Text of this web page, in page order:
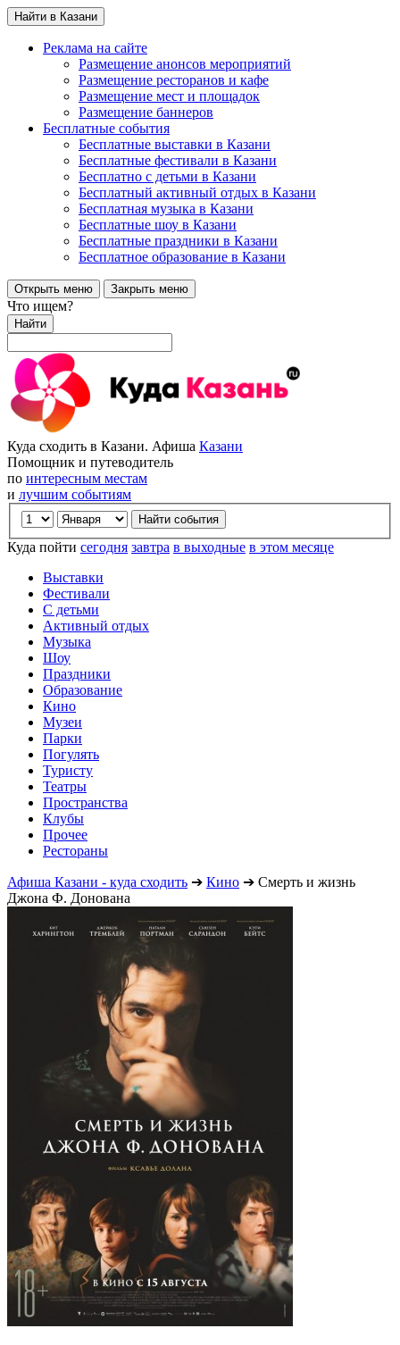
Найти в Казани
Реклама на сайте
Размещение анонсов мероприятий
Размещение ресторанов и кафе
Размещение мест и площадок
Размещение баннеров
Бесплатные события
Бесплатные выставки в Казани
Бесплатные фестивали в Казани
Бесплатно с детьми в Казани
Бесплатный активный отдых в Казани
Бесплатная музыка в Казани
Бесплатные шоу в Казани
Бесплатные праздники в Казани
Бесплатное образование в Казани
Открыть меню Закрыть меню
Что ищем?
Найти
Куда сходить в Казани. Афиша Казани
Помощник и путеводитель
по интересным местам
и лучшим событиям
Куда пойти сегодня завтра в выходные в этом месяце
Выставки
Фестивали
С детьми
Активный отдых
Музыка
Шоу
Праздники
Образование
Кино
Музеи
Парки
Погулять
Туристу
Театры
Пространства
Клубы
Прочее
Рестораны
Афиша Казани - куда сходить ➔ Кино ➔ Смерть и жизнь
Джона Ф. Донована